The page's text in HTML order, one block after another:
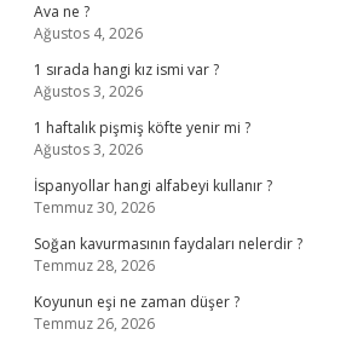
Ava ne ?
Ağustos 4, 2026
1 sırada hangi kız ismi var ?
Ağustos 3, 2026
1 haftalık pişmiş köfte yenir mi ?
Ağustos 3, 2026
İspanyollar hangi alfabeyi kullanır ?
Temmuz 30, 2026
Soğan kavurmasının faydaları nelerdir ?
Temmuz 28, 2026
Koyunun eşi ne zaman düşer ?
Temmuz 26, 2026